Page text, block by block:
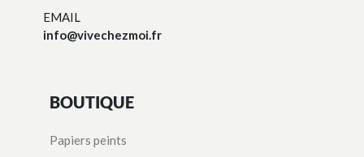
EMAIL
info@vivechezmoi.fr
BOUTIQUE
Papiers peints